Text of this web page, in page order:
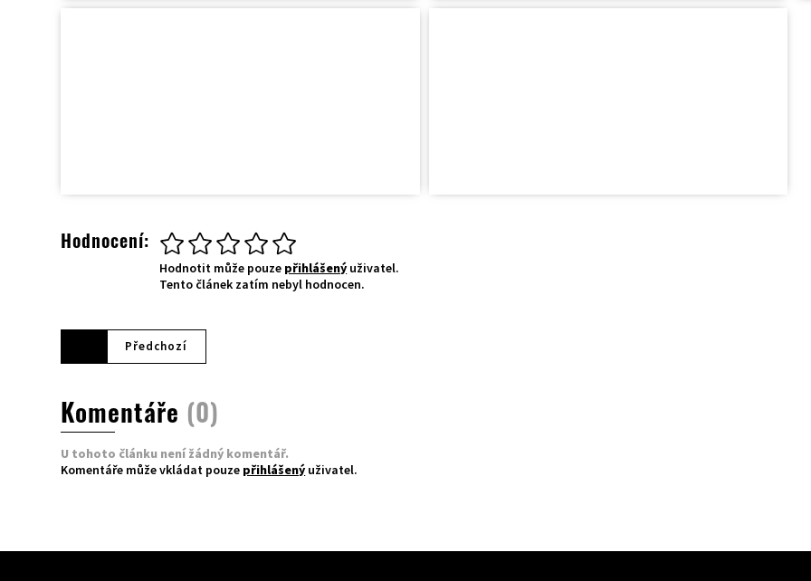
Hodnocení:
Hodnotit může pouze přihlášený uživatel.
Tento článek zatím nebyl hodnocen.
Předchozí
Komentáře (0)
U tohoto článku není žádný komentář.
Komentáře může vkládat pouze přihlášený uživatel.